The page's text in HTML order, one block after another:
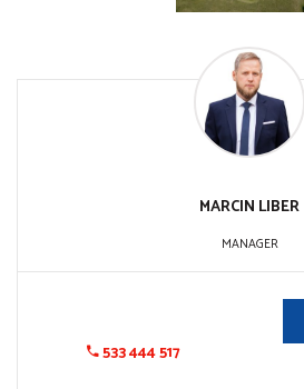
MARCIN LIBER
MANAGER
533 444 517